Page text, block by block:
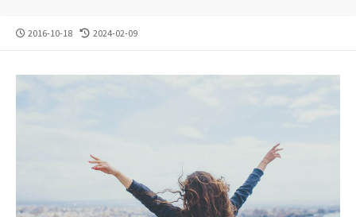
公
2016-10-18
最
新
2024-02-09